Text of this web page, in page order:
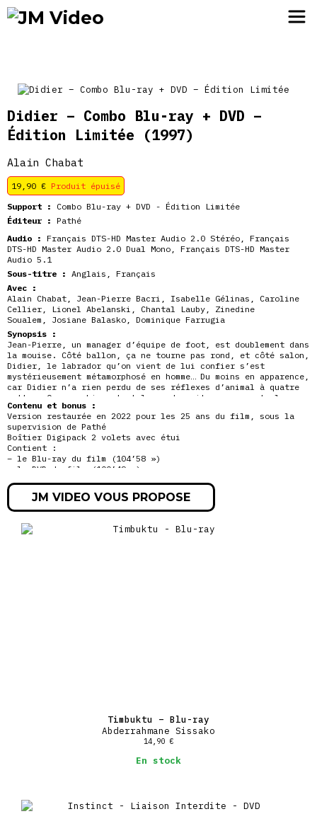
Didier – Combo Blu-ray + DVD –
Édition Limitée (1997)
Alain Chabat
19,90 € Produit épuisé
Support :
Combo Blu-ray + DVD - Édition Limitée
Éditeur : Pathé
Audio : Français DTS-HD Master Audio 2.0 Stéréo, Français
DTS-HD Master Audio 2.0 Dual Mono, Français DTS-HD Master
Audio 5.1
Sous-titre : Anglais, Français
Avec :
Alain Chabat , Jean-Pierre Bacri , Isabelle Gélinas , Caroline
Cellier , Lionel Abelanski , Chantal Lauby , Zinedine
Soualem , Josiane Balasko , Dominique Farrugia
Synopsis :
Jean-Pierre, un manager d’équipe de foot, est doublement dans
la mouise. Côté ballon, ça ne tourne pas rond, et côté salon,
Didier, le labrador qu’on vient de lui confier s’est
mystérieusement métamorphosé en homme… Du moins en apparence,
car Didier n’a rien perdu de ses réflexes d’animal à quatre
pattes. Or, un chien, tout le monde sait, ça rapporte la
baballe. Un talent que Jean-Pierre pourrait bien mettre à
profit.
Contenu et bonus :
Version restaurée en 2022 pour les 25 ans du film, sous la
supervision de Pathé
Boîtier Digipack 2 volets avec étui
Contient :
– le Blu-ray du film (104’58 »)
– le DVD du film (100’49 »)
Blu-ray :
Commentaire audio de Alain Chabat et Jean-Pierre Bacri
Making-woof (37’31 »)
(3’58 »)
JM VIDEO VOUS PROPOSE
Timbuktu – Blu-ray
Abderrahmane Sissako
14,90 €
En stock